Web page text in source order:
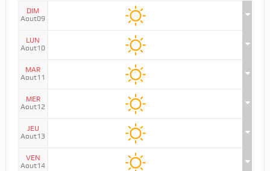
DIM
Aout09
LUN
Aout10
MAR
Aout11
MER
Aout12
JEU
Aout13
VEN
Aout14